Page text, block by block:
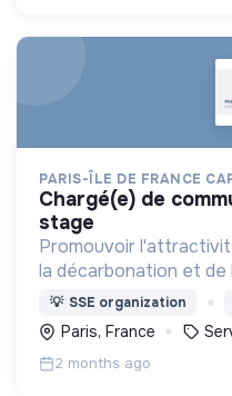
PARIS-ÎLE DE FRANCE
chargé(e) de communication digitale -
stage
Promouvoir
la décarbonation et de
et des territoires.
💡 SSE organization
Paris, France
2 months ago